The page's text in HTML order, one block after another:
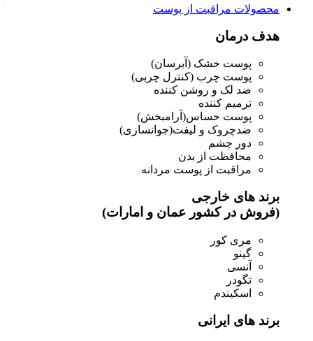
محصولات مراقبت از پوست
هدف درمان
پوست خشک (آبرسان)
پوست چرب (کنترل چربی)
ضد لک و روشن کننده
ترمیم کننده
پوست حساس(آرامبخش)
ضدچروک و لیفت(جوانسازی)
دور چشم
محافظت از بدن
مراقبت از پوست مردانه
برند های خارجی
(فروش در کشور عمان و امارات)
مری کور
گینو
آنسی
تگودر
اسکیندم
برند های ایرانی